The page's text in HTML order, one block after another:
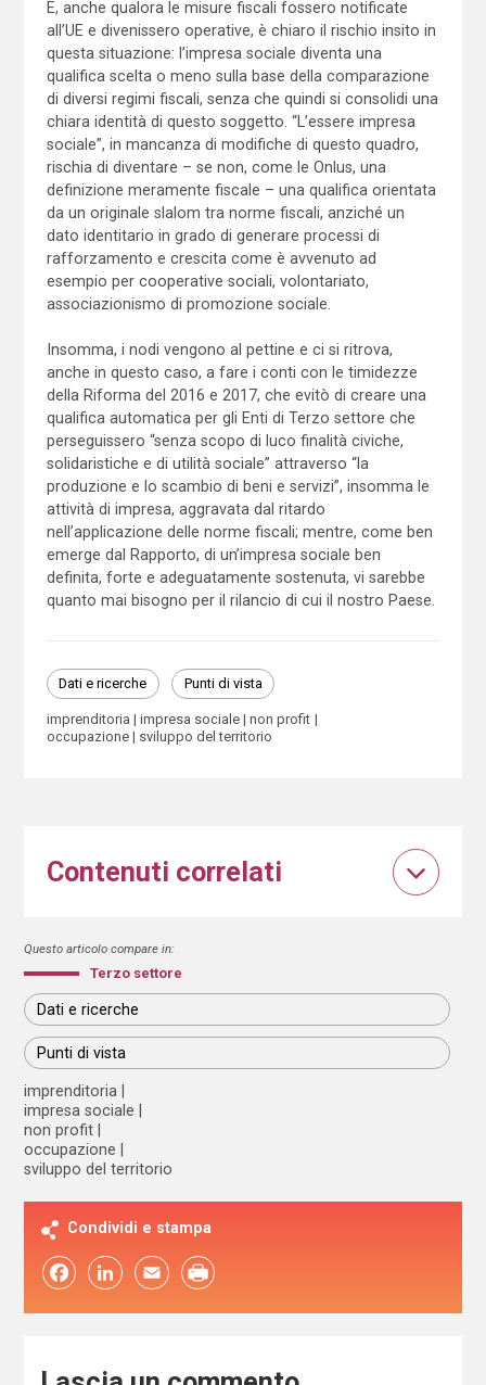
E, anche qualora le misure fiscali fossero notificate
all’UE e divenissero operative, è chiaro il rischio insito in
questa situazione: l’impresa sociale diventa una
qualifica scelta o meno sulla base della comparazione
di diversi regimi fiscali, senza che quindi si consolidi una
chiara identità di questo soggetto. “L’essere impresa
sociale”, in mancanza di modifiche di questo quadro,
rischia di diventare – se non, come le Onlus, una
definizione meramente fiscale – una qualifica orientata
da un originale slalom tra norme fiscali, anziché un
dato identitario in grado di generare processi di
rafforzamento e crescita come è avvenuto ad
esempio per cooperative sociali, volontariato,
associazionismo di promozione sociale.
Insomma, i nodi vengono al pettine e ci si ritrova,
anche in questo caso, a fare i conti con le timidezze
della Riforma del 2016 e 2017, che evitò di creare una
qualifica automatica per gli Enti di Terzo settore che
perseguissero “senza scopo di luco finalità civiche,
solidaristiche e di utilità sociale” attraverso “la
produzione e lo scambio di beni e servizi”, insomma le
attività di impresa, aggravata dal ritardo
nell’applicazione delle norme fiscali; mentre, come ben
emerge dal Rapporto, di un’impresa sociale ben
definita, forte e adeguatamente sostenuta, vi sarebbe
quanto mai bisogno per il rilancio di cui il nostro Paese.
Dati e ricerche Punti di vista
imprenditoria impresa sociale
non profit
occupazione
sviluppo del territorio
Contenuti correlati
Questo articolo compare in:
Terzo settore
Dati e ricerche
Punti di vista
imprenditoria
impresa sociale
non profit
occupazione
sviluppo del territorio
Condividi e stampa
FacebookLinkedIn Email